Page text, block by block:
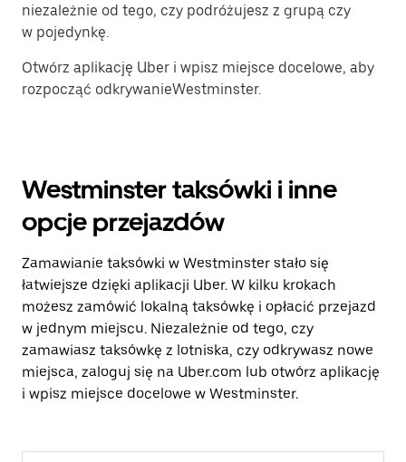
niezależnie od tego, czy podróżujesz z grupą czy
w pojedynkę.
Otwórz aplikację Uber i wpisz miejsce docelowe, aby
rozpocząć odkrywanieWestminster.
Westminster taksówki i inne
opcje przejazdów
Zamawianie taksówki w Westminster stało się
łatwiejsze dzięki aplikacji Uber. W kilku krokach
możesz zamówić lokalną taksówkę i opłacić przejazd
w jednym miejscu. Niezależnie od tego, czy
zamawiasz taksówkę z lotniska, czy odkrywasz nowe
miejsca, zaloguj się na Uber.com lub otwórz aplikację
i wpisz miejsce docelowe w Westminster.